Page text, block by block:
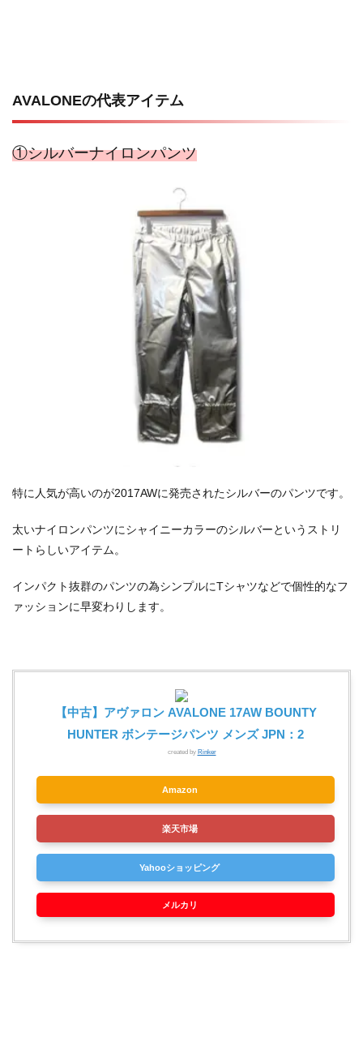
AVALONEの代表アイテム
①シルバーナイロンパンツ
特に人気が高いのが2017AWに発売されたシルバーのパンツです。
太いナイロンパンツにシャイニーカラーのシルバーというストリ
ートらしいアイテム。
インパクト抜群のパンツの為シンプルにTシャツなどで個性的なフ
ァッションに早変わりします。
【中古】アヴァロン AVALONE 17AW BOUNTY
HUNTER ボンテージパンツ メンズ JPN：2
created by Rinker
Amazon
楽天市場
Yahooショッピング
メルカリ